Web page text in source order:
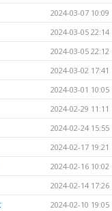
2024-03-07 10:09
2024-03-05 22:14
2024-03-05 22:12
2024-03-02 17:41
2024-03-01 10:05
2024-02-29 11:11
2024-02-24 15:55
2024-02-17 19:21
2024-02-16 10:02
2024-02-14 17:26
2024-02-10 19:05